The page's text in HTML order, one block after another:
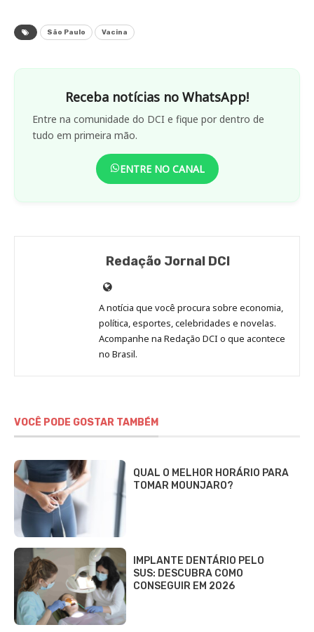
São Paulo Vacina
Receba notícias no WhatsApp!
Entre na comunidade do DCI e fique por dentro de
tudo em primeira mão.
ENTRE NO CANAL
Redação Jornal DCI
Site
de
Redação
Jornal
DCI
A notícia que você procura sobre economia,
política, esportes, celebridades e novelas.
Acompanhe na Redação DCI o que acontece
no Brasil.
VOCÊ PODE GOSTAR TAMBÉM
QUAL O MELHOR HORÁRIO PARA
TOMAR MOUNJARO?
IMPLANTE DENTÁRIO PELO
SUS: DESCUBRA COMO
CONSEGUIR EM 2026